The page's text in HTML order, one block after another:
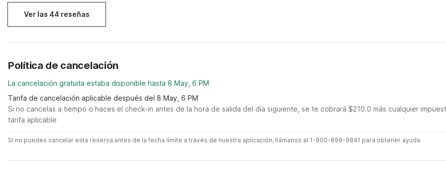
Ver las 44 reseñas
Política de cancelación
La cancelación gratuita estaba disponible hasta 8 May, 6 PM
Tarifa de cancelación aplicable después del 8 May, 6 PM
Si no cancelas a tiempo o haces el check-in antes de la hora de salida del día siguiente, se te cobrará $210.0 más cualquier
tarifa aplicable
Si no puedes cancelar esta reserva antes de la fecha límite a través de nuestra aplicación, llámanos al 1-800-899-9841 para obtener ayuda